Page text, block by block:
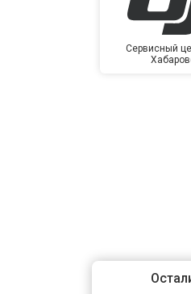
Сервисный